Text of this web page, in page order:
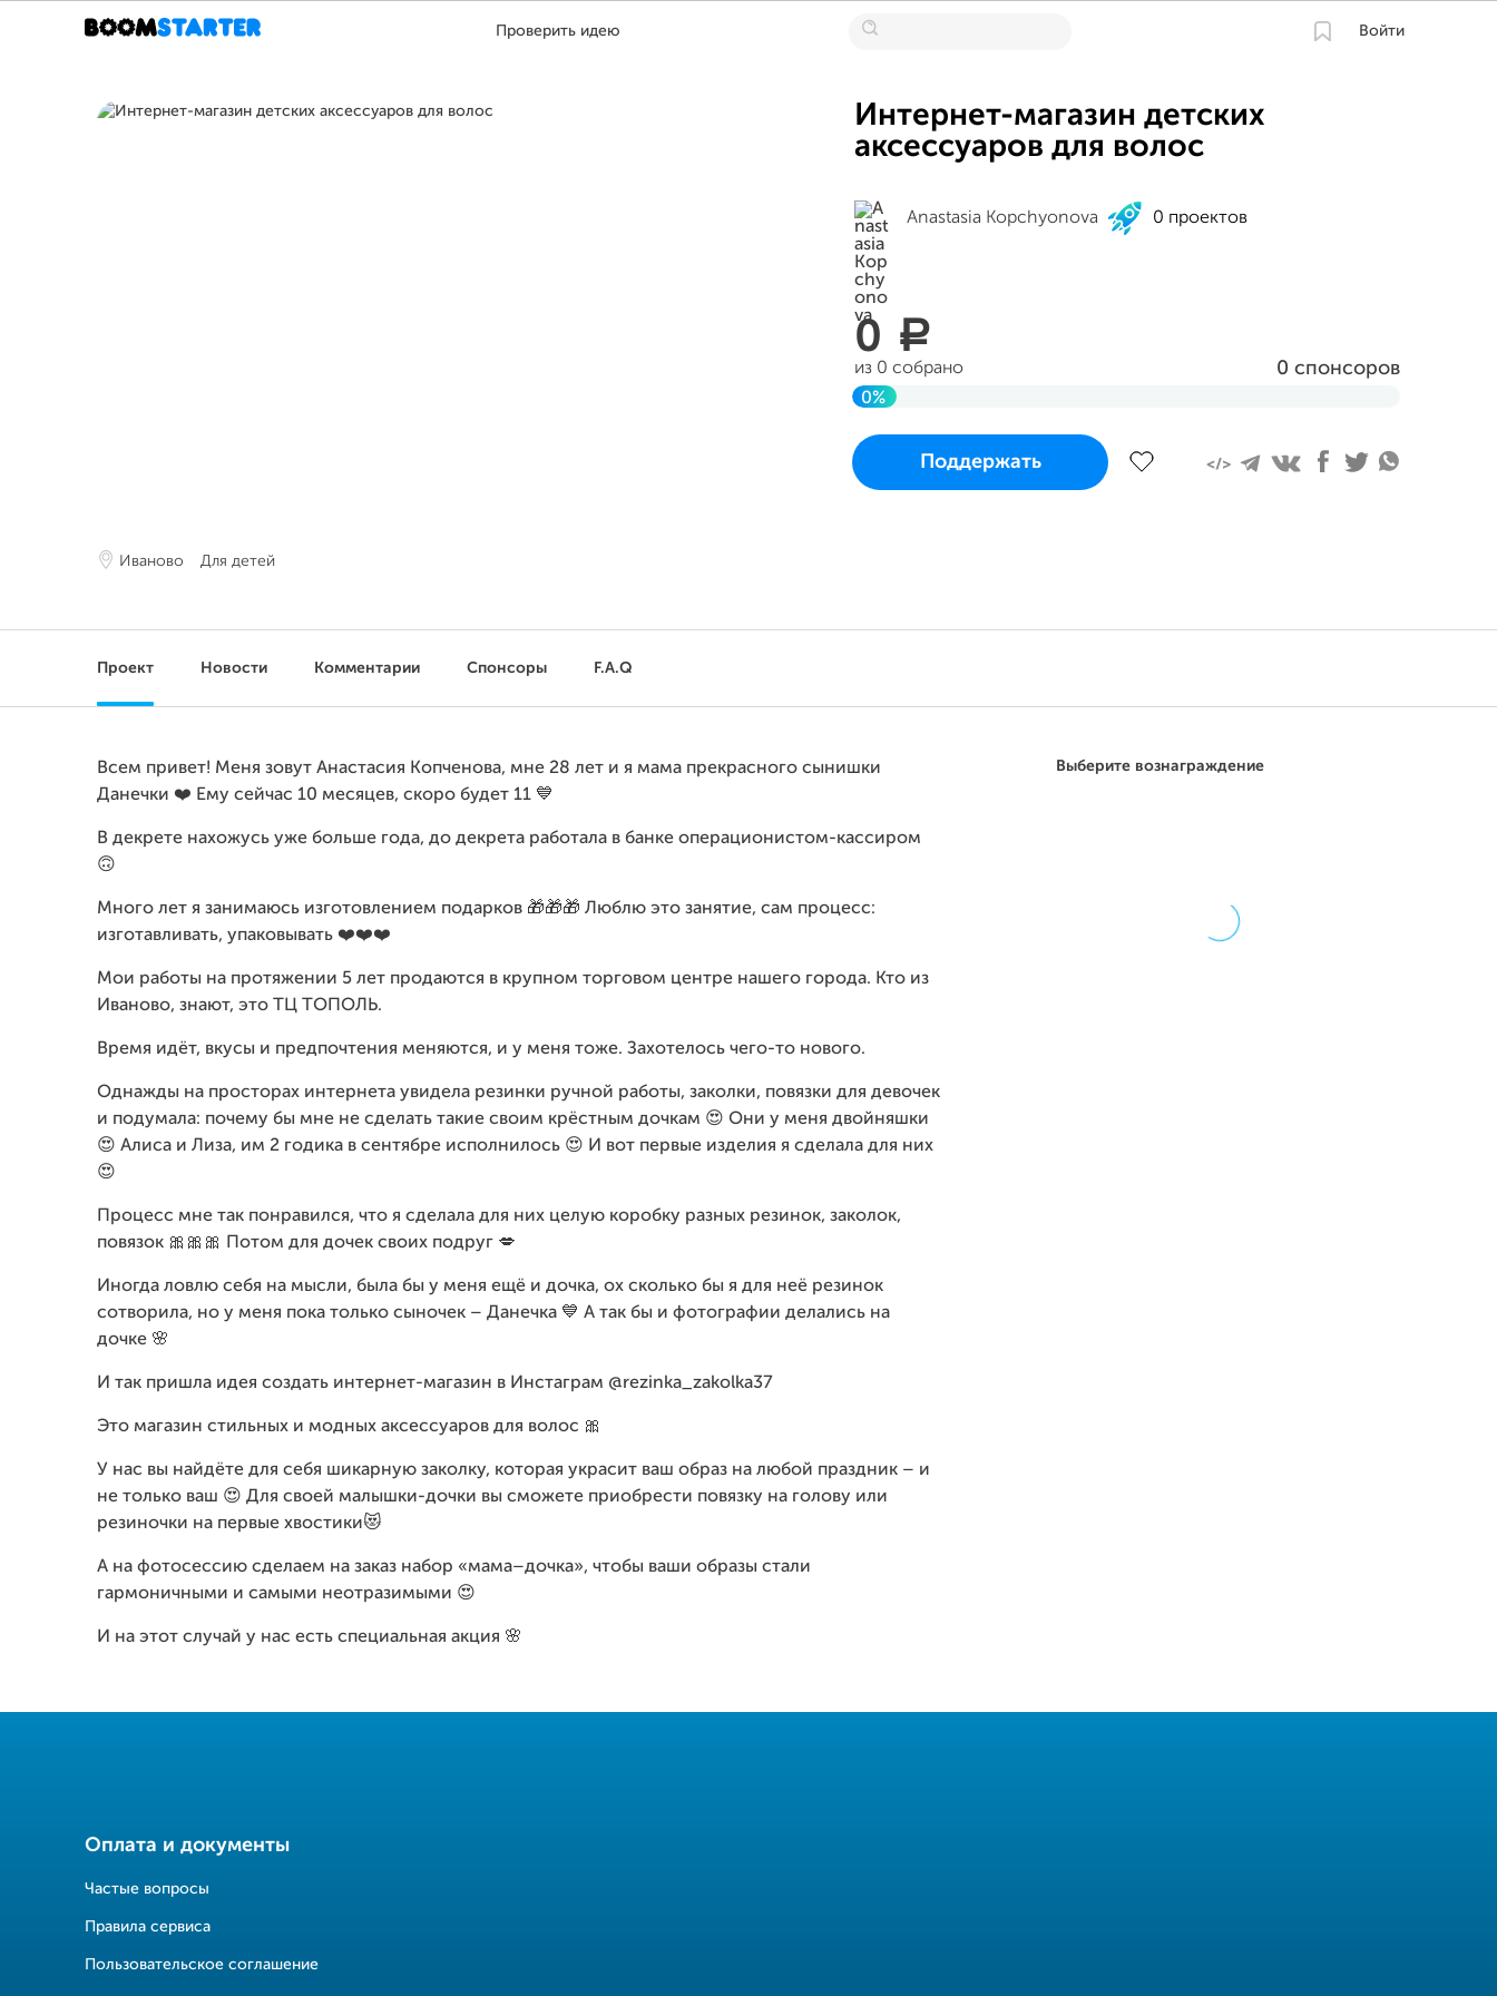
Проверить идею Войти
Иваново Для детей
Интернет-магазин детских
аксессуаров для волос
Anastasia Kopchyonova 0 проектов
0 a
из 0 собрано 0 спонсоров
0%
Проект начался и завершится
в воскресенье 13 августа 2023 в 11:07 MSK
Поддержать
Проект Новости Комментарии Спонсоры F.A.Q
Выберите вознаграждение
Всем привет! Меня зовут Анастасия Копченова, мне 28 лет и я мама прекрасного сынишки
Данечки ❤️ Ему сейчас 10 месяцев, скоро будет 11 💙
В декрете нахожусь уже больше года, до декрета работала в банке операционистом-кассиром
🙃
Много лет я занимаюсь изготовлением подарков 🎁🎁🎁 Люблю это занятие, сам процесс:
изготавливать, упаковывать ❤️❤️❤️
Мои работы на протяжении 5 лет продаются в крупном торговом центре нашего города. Кто из
Иваново, знают, это ТЦ ТОПОЛЬ.
Время идёт, вкусы и предпочтения меняются, и у меня тоже. Захотелось чего-то нового.
Однажды на просторах интернета увидела резинки ручной работы, заколки, повязки для девочек
и подумала: почему бы мне не сделать такие своим крёстным дочкам 😍 Они у меня двойняшки
😍 Алиса и Лиза, им 2 годика в сентябре исполнилось 😍 И вот первые изделия я сделала для них
😍
Процесс мне так понравился, что я сделала для них целую коробку разных резинок, заколок,
повязок 🎀🎀🎀 Потом для дочек своих подруг 💋
Иногда ловлю себя на мысли, была бы у меня ещё и дочка, ох сколько бы я для неё резинок
сотворила, но у меня пока только сыночек – Данечка 💙 А так бы и фотографии делались на
дочке 🌸
И так пришла идея создать интернет-магазин в Инстаграм @rezinka_zakolka37
Это магазин стильных и модных аксессуаров для волос 🎀
У нас вы найдёте для себя шикарную заколку, которая украсит ваш образ на любой праздник – и
не только ваш 😍 Для своей малышки-дочки вы сможете приобрести повязку на голову или
резиночки на первые хвостики😻
А на фотосессию сделаем на заказ набор «мама–дочка», чтобы ваши образы стали
гармоничными и самыми неотразимыми 😍
И на этот случай у нас есть специальная акция 🌸
Оплата и документы
Частые вопросы
Правила сервиса
Пользовательское соглашение